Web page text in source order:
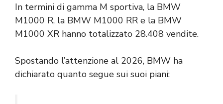
In termini di gamma M sportiva, la BMW
M1000 R, la BMW M1000 RR e la BMW
M1000 XR hanno totalizzato 28.408 vendite.
Spostando l’attenzione al 2026, BMW ha
dichiarato quanto segue sui suoi piani: